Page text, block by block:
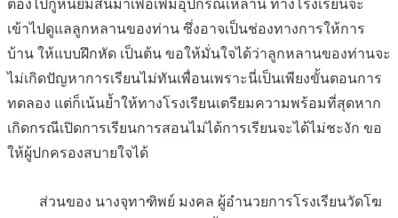
ต้องไปกู้หนี้ยืมสินมาเพื่อเพิ่มอุปกรณ์เหล่านี้ ทางโรงเรียนจะ
เข้าไปดูแลลูกหลานของท่าน ซึ่งอาจเป็นช่องทางการให้การ
บ้าน ให้แบบฝึกหัด เป็นต้น ขอให้มั่นใจได้ว่าลูกหลานของท่านจะ
ไม่เกิดปัญหาการเรียนไม่ทันเพื่อนเพราะนี่เป็นเพียงขั้นตอนการ
ทดลอง แต่ก็เน้นย้ำให้ทางโรงเรียนเตรียมความพร้อมที่สุดหาก
เกิดกรณีเปิดการเรียนการสอนไม่ได้การเรียนจะได้ไม่ชะงัก ขอ
ให้ผู้ปกครองสบายใจได้
ส่วนของ นางจุทาฑิพย์ มงคล ผู้อำนวยการโรงเรียนวัดโฆ